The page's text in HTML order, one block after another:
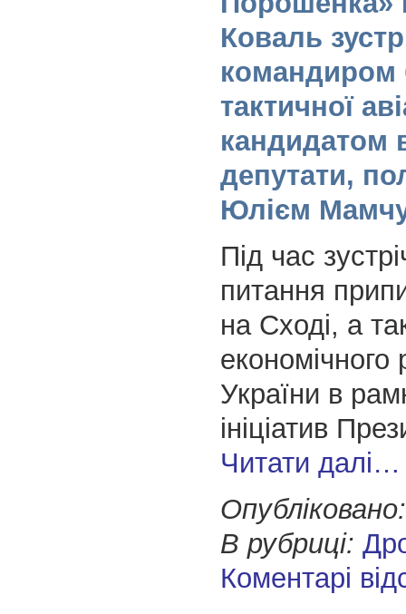
Коваль
командиром
тактичної
кандидатом
депутати,
Юлієм
Під час
питання
на Сході, а
економічного
України в
ініціатив
Читати далі…
Опубліковано:
В рубриці:
Коментарі